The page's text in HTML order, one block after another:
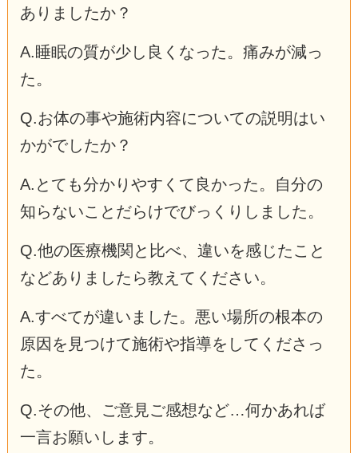
ありましたか？
A.睡眠の質が少し良くなった。痛みが減っ
た。
Q.お体の事や施術内容についての説明はい
かがでしたか？
A.とても分かりやすくて良かった。自分の
知らないことだらけでびっくりしました。
Q.他の医療機関と比べ、違いを感じたこと
などありましたら教えてください。
A.すべてが違いました。悪い場所の根本の
原因を見つけて施術や指導をしてくださっ
た。
Q.その他、ご意見ご感想など…何かあれば
一言お願いします。